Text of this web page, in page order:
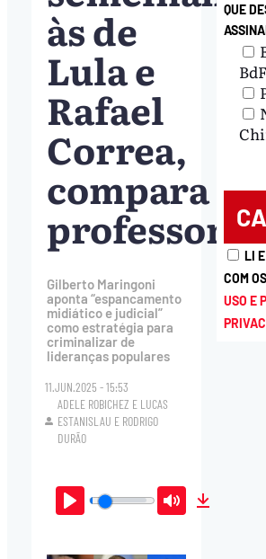
às de
Lula e
Rafael
Correa,
compara
professor
Gilberto Maringoni
aponta “espancamento
midiático e judicial”
como estratégia para
criminalizar de
lideranças populares
11.JUN.2025 - 15:53
ADELE ROBICHEZ E LUCAS
ESTANISLAU E RODRIGO
DURÃO
Play Mute
QUE
BdF
LI
COM
USO E